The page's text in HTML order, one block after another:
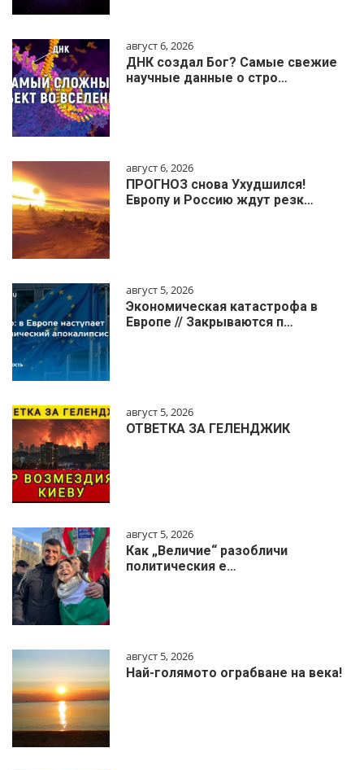
август 6, 2026
ДНК создал Бог? Самые свежие
научные данные о стро…
август 6, 2026
ПРОГНОЗ снова Ухудшился!
Европу и Россию ждут резк…
август 5, 2026
Экономическая катастрофа в
Европе // Закрываются п…
август 5, 2026
ОТВЕТКА ЗА ГЕЛЕНДЖИК
август 5, 2026
Как „Величие“ разобличи
политическия е…
август 5, 2026
Най-голямото ограбване на века!